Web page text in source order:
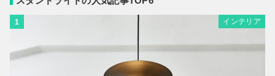
1 インテリア